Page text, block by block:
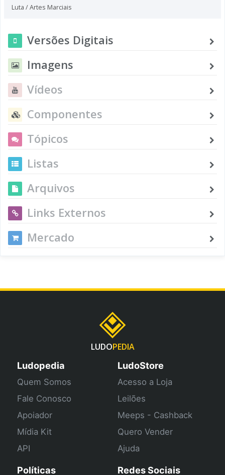
Luta / Artes Marciais
Versões Digitais
Imagens
Vídeos
Componentes
Tópicos
Listas
Arquivos
Links Externos
Mercado
LUDOPEDIA
Ludopedia
Quem Somos
Fale Conosco
Apoiador
Mídia Kit
API
LudoStore
Acesso a Loja
Leilões
Meeps - Cashback
Quero Vender
Ajuda
Políticas Redes Sociais